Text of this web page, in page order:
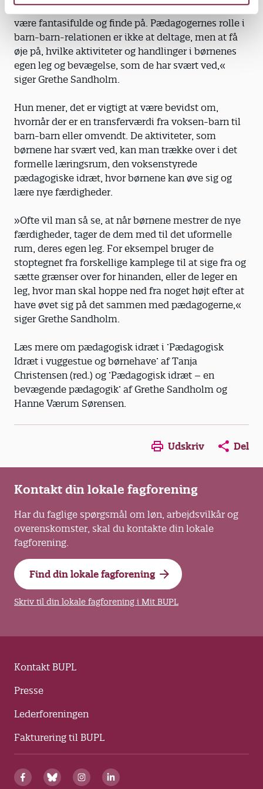
sig på noget, at imitere hinanden, og de får lov til at
være fantasifulde og finde på. Pædagogernes rolle i
barn-barn-relationen er ikke at deltage, men at få
øje på, hvilke aktiviteter og handlinger i børnenes
egen leg og bevægelse, som de har svært ved,«
siger Grethe Sandholm.
Hun mener, det er vigtigt at være bevidst om,
hvornår der er en transferværdi fra voksen-barn til
barn-barn eller omvendt. De aktiviteter, som
børnene har svært ved, kan man trække over i det
formelle læringsrum, den voksenstyrede
pædagogiske idræt, hvor børnene kan øve sig og
lære nye færdigheder.
»Ofte vil man så se, at når børnene mestrer de nye
færdigheder, tager de dem med til det uformelle
rum, deres egen leg. For eksempel bruger de
stoptegnet fra forskellige kamplege til at sige fra og
sætte grænser over for hinanden, eller de leger en
leg, hvor man skal hoppe ned fra noget højt efter at
have øvet sig på det sammen med pædagogerne,«
siger Grethe Sandholm.
Læs mere om pædagogisk idræt i ’Pædagogisk
Idræt i vuggestue og børnehave’ af Tanja
Christensen (red.) og ’Pædagogisk idræt – en
bevægende pædagogik’ af Grethe Sandholm og
Hanne Værum Sørensen.
Opens in a new window
Opens in a new
Opens in
Udskriv Del
Kontakt din lokale fagforening
Har du faglige spørgsmål om løn, arbejdsvilkår og
overenskomster, skal du kontakte din lokale
fagforening.
Find din lokale fagforening
Skriv til din lokale fagforening i Mit BUPL
Kontakt BUPL
Presse
Lederforeningen
Fakturering til BUPL